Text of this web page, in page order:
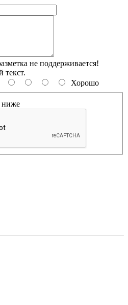
не поддерживается!
текст.
Хорошо
ниже